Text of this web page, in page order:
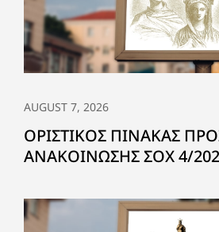
AUGUST 7, 2026
ΟΡΙΣΤΙΚΟΣ ΠΙΝΑΚΑΣ
ΑΝΑΚΟΙΝΩΣΗΣ ΣΟΧ 4/